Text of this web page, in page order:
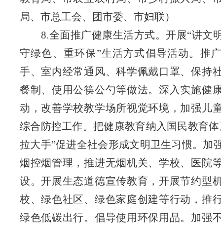
局、市总工会、团市委、市妇联）
8.全面推广健康生活方式。开展“讲文
守绿色、重环保”生活方式倡导活动。推
手、室内经常通风、科学佩戴口罩、保持
餐制、使用公筷公勺等做法。深入实施健
动，改善学校教学场所视觉环境，加强儿
综合防控工作。把健康教育纳入国民教育
拉大手”促进全社会形成文明卫生习惯。加
烟控烟管理，推进无烟机关、学校、医院
设。开展生态道德宣传教育，开展节约型
校、绿色社区、绿色家庭创建等行动，推
绿色低碳出行。倡导使用环保用品。加强